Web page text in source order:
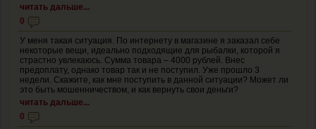
читать дальше...
0
У меня такая ситуация. По интернету в магазине я заказал себе
некоторые вещи, идеально подходящие для рыбалки, которой я
страстно увлекаюсь. Сумма товара – 4000 рублей. Внес
предоплату, однако товар так и не поступил. Уже прошло 3
недели. Скажите, как мне поступить в данной ситуации? Может ли
это быть мошенничеством, и как вернуть свои деньги?
читать дальше...
0